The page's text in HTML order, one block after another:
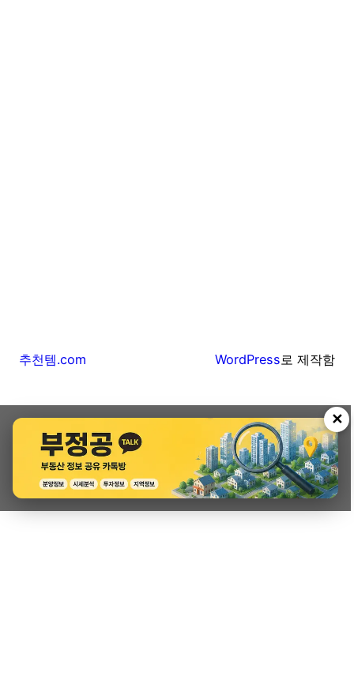
추천템.com WordPress로 제작함
✕